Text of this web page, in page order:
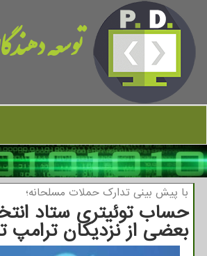
توسعه
با پیش بینی تدارك حملات مسلحانه؛
حساب توئیتری ستاد
بعضی از نزدیكان ترامپ